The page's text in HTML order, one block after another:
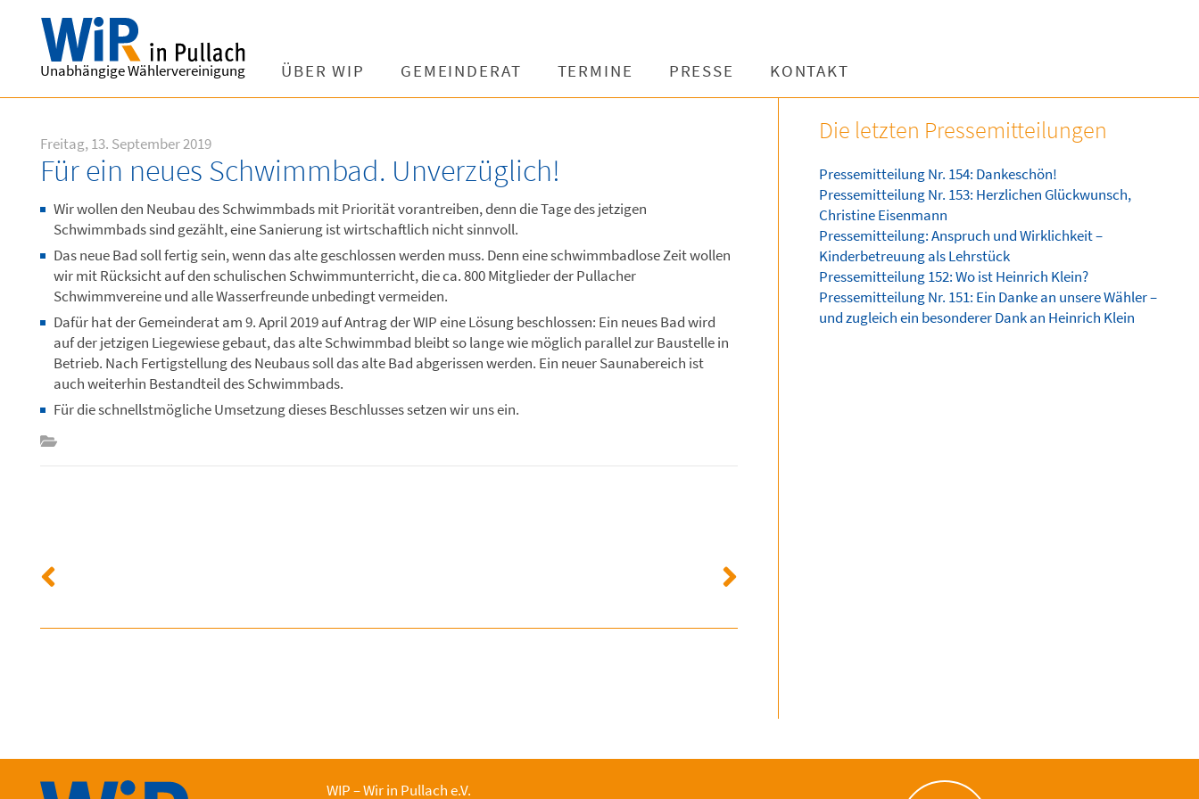
Unabhängige Wählervereinigung ÜBER WIP GEMEINDERAT TERMINE PRESSE KONTAKT
Freitag, 13. September 2019
Für ein neues Schwimmbad. Unverzüglich!
Wir wollen den Neubau des Schwimmbads mit Priorität vorantreiben, denn die Tage des jetzigen
Schwimmbads sind gezählt, eine Sanierung ist wirtschaftlich nicht sinnvoll.
Das neue Bad soll fertig sein, wenn das alte geschlossen werden muss. Denn eine schwimmbadlose Zeit wollen
wir mit Rücksicht auf den schulischen Schwimmunterricht, die ca. 800 Mitglieder der Pullacher
Schwimmvereine und alle Wasserfreunde unbedingt vermeiden.
Dafür hat der Gemeinderat am 9. April 2019 auf Antrag der WIP eine Lösung beschlossen: Ein neues Bad wird
auf der jetzigen Liegewiese gebaut, das alte Schwimmbad bleibt so lange wie möglich parallel zur Baustelle in
Betrieb. Nach Fertigstellung des Neubaus soll das alte Bad abgerissen werden. Ein neuer Saunabereich ist
auch weiterhin Bestandteil des Schwimmbads.
Für die schnellstmögliche Umsetzung dieses Beschlusses setzen wir uns ein.
Die letzten Pressemitteilungen
Pressemitteilung Nr. 154: Dankeschön!
Pressemitteilung Nr. 153: Herzlichen Glückwunsch,
Christine Eisenmann
Pressemitteilung: Anspruch und Wirklichkeit –
Kinderbetreuung als Lehrstück
Pressemitteilung 152: Wo ist Heinrich Klein?
Pressemitteilung Nr. 151: Ein Danke an unsere Wähler –
und zugleich ein besonderer Dank an Heinrich Klein
WIP – Wir in Pullach e.V.